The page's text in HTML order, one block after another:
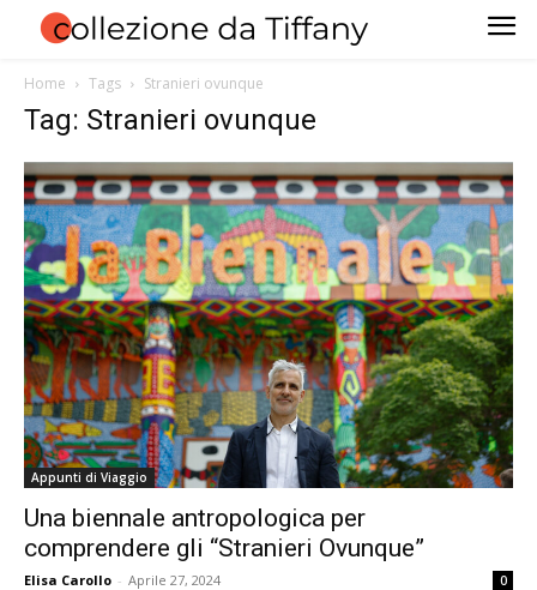
Home Tags Stranieri ovunque
Tag: Stranieri ovunque
Appunti di Viaggio
Una biennale antropologica per
comprendere gli “Stranieri Ovunque”
Elisa Carollo - Aprile 27, 2024 0